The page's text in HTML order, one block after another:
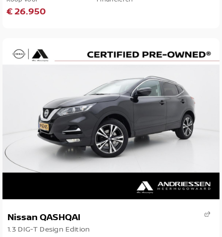
€ 26.950
Nissan QASHQAI
1.3 DIG-T Design Edition